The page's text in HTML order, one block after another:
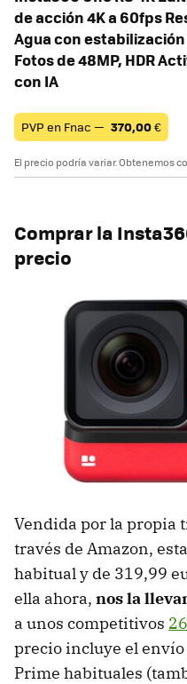
de acción 4K a 60fps
Agua con
Fotos de 48MP, HDR
con IA
PVP en Fnac — 370,00€
El precio podría variar. Obtenemos
Comprar la
precio
Vendida por la propia
través de Amazon,
habitual y de 319,99
ella ahora, nos la
a unos competitivos
precio incluye el
Prime habituales